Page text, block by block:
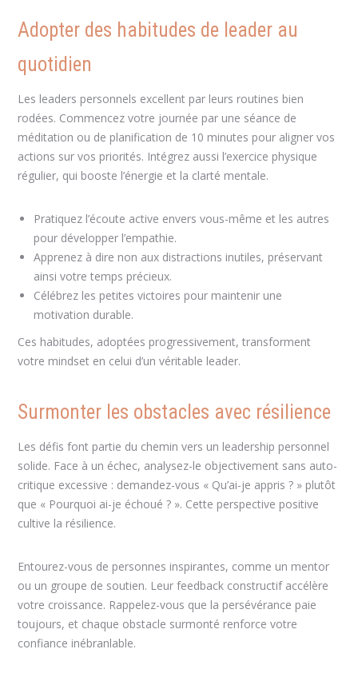
Adopter des habitudes de leader au
quotidien
Les leaders personnels excellent par leurs routines bien
rodées. Commencez votre journée par une séance de
méditation ou de planification de 10 minutes pour aligner vos
actions sur vos priorités. Intégrez aussi l’exercice physique
régulier, qui booste l’énergie et la clarté mentale.
Pratiquez l’écoute active envers vous-même et les autres
pour développer l’empathie.
Apprenez à dire non aux distractions inutiles, préservant
ainsi votre temps précieux.
Célébrez les petites victoires pour maintenir une
motivation durable.
Ces habitudes, adoptées progressivement, transforment
votre mindset en celui d’un véritable leader.
Surmonter les obstacles avec résilience
Les défis font partie du chemin vers un leadership personnel
solide. Face à un échec, analysez-le objectivement sans auto-
critique excessive : demandez-vous « Qu’ai-je appris ? » plutôt
que « Pourquoi ai-je échoué ? ». Cette perspective positive
cultive la résilience.
Entourez-vous de personnes inspirantes, comme un mentor
ou un groupe de soutien. Leur feedback constructif accélère
votre croissance. Rappelez-vous que la persévérance paie
toujours, et chaque obstacle surmonté renforce votre
confiance inébranlable.